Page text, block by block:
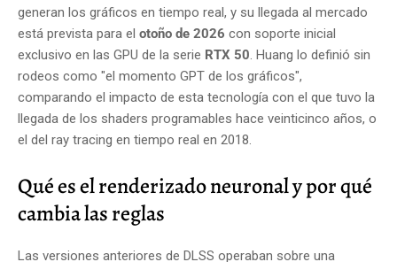
generan los gráficos en tiempo real, y su llegada al mercado
está prevista para el otoño de 2026 con soporte inicial
exclusivo en las GPU de la serie RTX 50. Huang lo definió sin
rodeos como "el momento GPT de los gráficos",
comparando el impacto de esta tecnología con el que tuvo la
llegada de los shaders programables hace veinticinco años, o
el del ray tracing en tiempo real en 2018.
Qué es el renderizado neuronal y por qué
cambia las reglas
Las versiones anteriores de DLSS operaban sobre una